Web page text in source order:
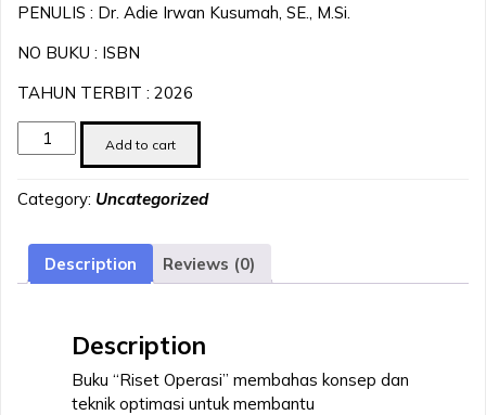
PENULIS : Dr. Adie Irwan Kusumah, SE., M.Si.
NO BUKU : ISBN
TAHUN TERBIT : 2026
Riset
Operasi
Add to cart
Category: Uncategorized
Description Reviews (0)
Description
Buku “Riset Operasi” membahas konsep dan
teknik optimasi untuk membantu